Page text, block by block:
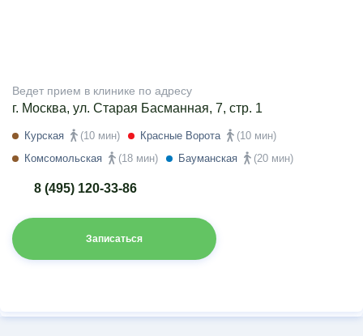
Ведет прием в клинике по адресу
г. Москва, ул. Старая Басманная, 7, стр. 1
Курская (10 мин) Красные Ворота
(10 мин)
Комсомольская
(18 мин) Бауманская (20 мин)
8 (495) 120-33-86
Записаться